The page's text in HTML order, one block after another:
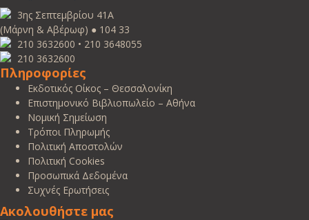
3ης Σεπτεμβρίου 41Α
(Μάρνη & Αβέρωφ) ● 104 33
210 3632600 • 210 3648055
210 3632600
Πληροφορίες
Εκδοτικός Οίκος – Θεσσαλονίκη
Επιστημονικό Βιβλιοπωλείο – Αθήνα
Νομική Σημείωση
Τρόποι Πληρωμής
Πολιτική Αποστολών
Πολιτική Cookies
Προσωπικά Δεδομένα
Συχνές Ερωτήσεις
Ακολουθήστε μας